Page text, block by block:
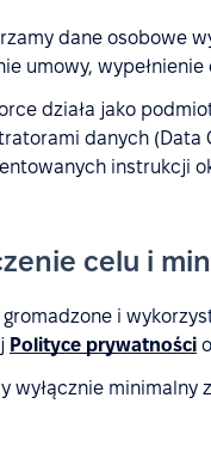
dane osobowe
umowy,
działa jako
danych (Data
instrukcji
celu i
gromadzone i
Polityce prywatności
wyłącznie minimalny